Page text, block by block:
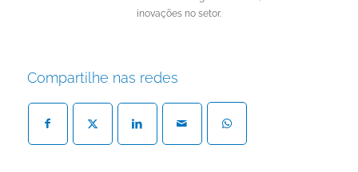
inovações no setor.
Compartilhe nas redes